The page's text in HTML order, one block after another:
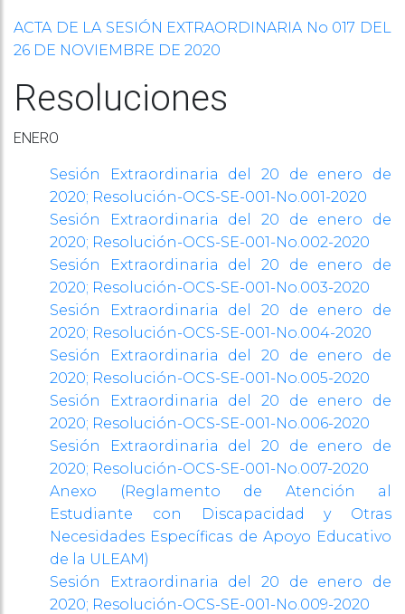
ACTA DE LA SESIÓN EXTRAORDINARIA No 017 DEL
26 DE NOVIEMBRE DE 2020
Resoluciones
ENERO
Sesión Extraordinaria del 20 de enero de
2020; Resolución-OCS-SE-001-No.001-2020
Sesión Extraordinaria del 20 de enero de
2020; Resolución-OCS-SE-001-No.002-2020
Sesión Extraordinaria del 20 de enero de
2020; Resolución-OCS-SE-001-No.003-2020
Sesión Extraordinaria del 20 de enero de
2020; Resolución-OCS-SE-001-No.004-2020
Sesión Extraordinaria del 20 de enero de
2020; Resolución-OCS-SE-001-No.005-2020
Sesión Extraordinaria del 20 de enero de
2020; Resolución-OCS-SE-001-No.006-2020
Sesión Extraordinaria del 20 de enero de
2020; Resolución-OCS-SE-001-No.007-2020
Anexo (Reglamento de Atención al
Estudiante con Discapacidad y Otras
Necesidades Específicas de Apoyo Educativo
de la ULEAM)
Sesión Extraordinaria del 20 de enero de
2020; Resolución-OCS-SE-001-No.009-2020